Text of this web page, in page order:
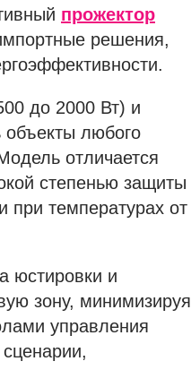
прожектор
решения,
до 2000 Вт) и
объекты любого
отличается
степенью защиты
при температурах от
юстировки и
зону, минимизируя
управления